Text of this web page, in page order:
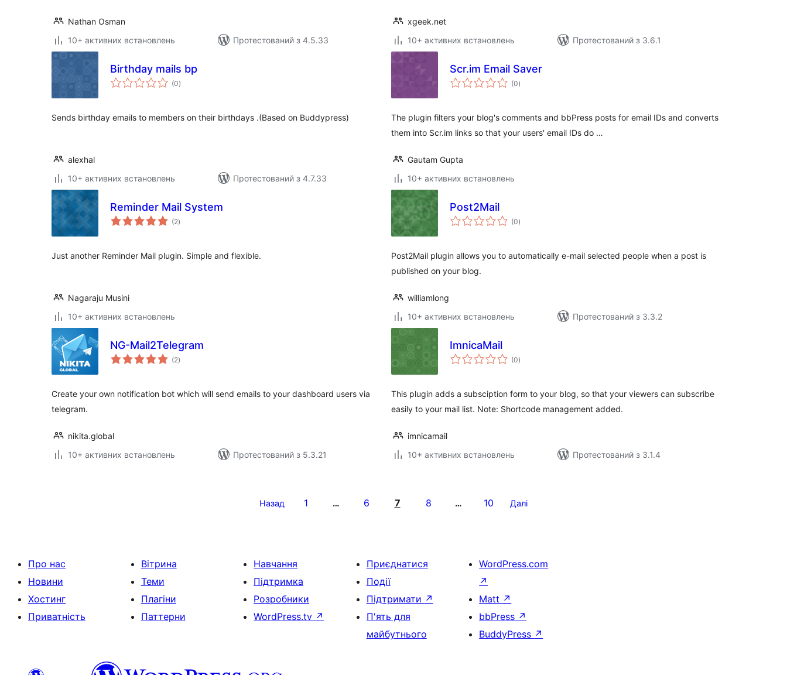
Nathan Osman
10+ активних встановлень
Протестований з 4.5.33
xgeek.net
10+ активних встановлень
Протестований з 3.6.1
Birthday mails bp
(0загальний
рейтинг
)
Sends birthday emails to members on their birthdays .(Based on Buddypress)
alexhal
10+ активних встановлень
Протестований з 4.7.33
Scr.im Email Saver
(0загальний
рейтинг
)
The plugin filters your blog's comments and bbPress posts for email IDs and converts
them into Scr.im links so that your users' email IDs do …
Gautam Gupta
10+ активних встановлень
Reminder Mail System
(2загальний
рейтинг
)
Just another Reminder Mail plugin. Simple and flexible.
Nagaraju Musini
10+ активних встановлень
Post2Mail
(0загальний
рейтинг
)
Post2Mail plugin allows you to automatically e-mail selected people when a post is
published on your blog.
williamlong
10+ активних встановлень
Протестований з 3.3.2
NG-Mail2Telegram
(2загальний
рейтинг
)
Create your own notification bot which will send emails to your dashboard users via
telegram.
nikita.global
10+ активних встановлень
Протестований з 5.3.21
ImnicaMail
(0загальний
рейтинг
)
This plugin adds a subsciption form to your blog, so that your viewers can subscribe
easily to your mail list. Note: Shortcode management added.
imnicamail
10+ активних встановлень
Протестований з 3.1.4
Назад 1 … 6 7 8 … 10 Далі
Про нас
Новини
Хостинг
Приватність
Вітрина
Теми
Плагіни
Паттерни
Навчання
Підтримка
Розробники
WordPress.tv ↗
Приєднатися
Події
Підтримати ↗
П'ять для
майбутнього
WordPress.com
↗
Matt ↗
bbPress ↗
BuddyPress ↗